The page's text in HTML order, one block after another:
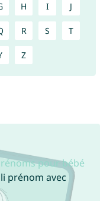
H I J
R S T
Z
pour bébé
prénom avec